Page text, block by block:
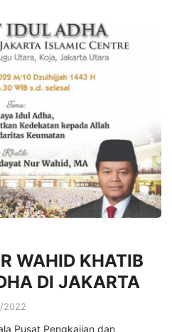
WAHID KHATIB
DI JAKARTA
2022
Pusat Pengkajian dan